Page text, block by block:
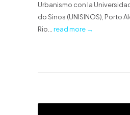
Urbanismo con la
do Sinos (UNISINOS), Porto
Rio...read more →